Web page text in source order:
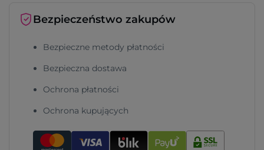
Bezpieczeństwo zakupów
Bezpieczne metody płatności
Bezpieczna dostawa
Ochrona płatności
Ochrona kupujących